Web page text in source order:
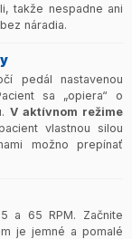
takže nespadne ani
náradia.
pedál nastavenou
sa „opiera“ o
V aktívnom režime
vlastnou silou
možno prepínať
a 65 RPM. Začnite
je jemné a pomalé